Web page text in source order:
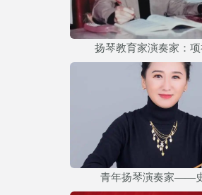
扬琴教育家演奏家：
青年扬琴演奏家——